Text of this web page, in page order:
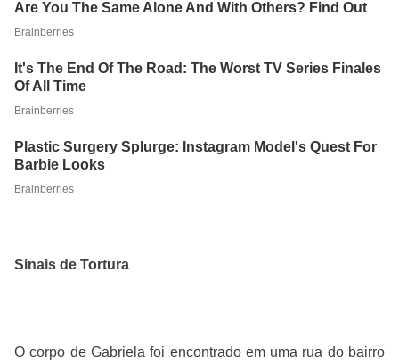
Sinais de Tortura
O corpo de Gabriela foi encontrado em uma rua do bairro